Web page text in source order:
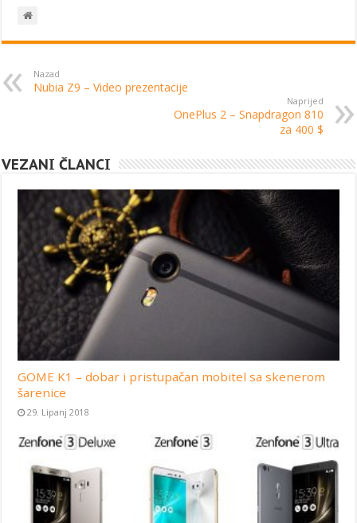
Nazad
Nubia Z9 – Video prezentacije
Naprijed
OnePlus 2 – Snapdragon 810
za 400 $
VEZANI ČLANCI
GOME K1 – dobar i pristupačan mobitel sa skenerom
šarenice
29. Lipanj 2018